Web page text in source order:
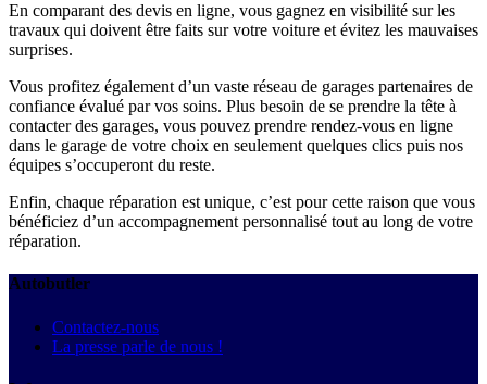
En comparant des devis en ligne, vous gagnez en visibilité sur les
travaux qui doivent être faits sur votre voiture et évitez les mauvaises
surprises.
Vous profitez également d’un vaste réseau de garages partenaires de
confiance évalué par vos soins. Plus besoin de se prendre la tête à
contacter des garages, vous pouvez prendre rendez-vous en ligne
dans le garage de votre choix en seulement quelques clics puis nos
équipes s’occuperont du reste.
Enfin, chaque réparation est unique, c’est pour cette raison que vous
bénéficiez d’un accompagnement personnalisé tout au long de votre
réparation.
Autobutler
Contactez-nous
La presse parle de nous !